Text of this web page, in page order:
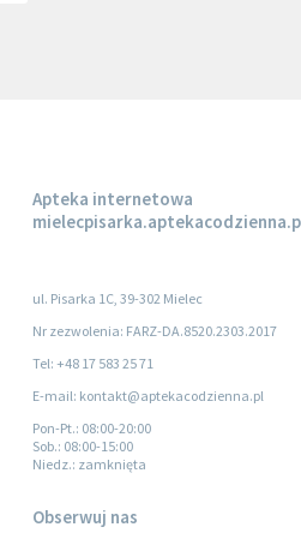
Apteka internetowa
ul. Pisarka 1C, 39-302 Mielec
Nr zezwolenia: FARZ-DA.8520.2303.2017
Tel: +48 17 583 25 71
E-mail: kontakt@aptekacodzienna.pl
Pon-Pt.: 08:00-20:00
Sob.: 08:00-15:00
Niedz.: zamknięta
Obserwuj nas